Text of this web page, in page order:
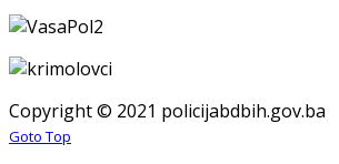
Copyright © 2021 policijabdbih.gov.ba
Goto Top